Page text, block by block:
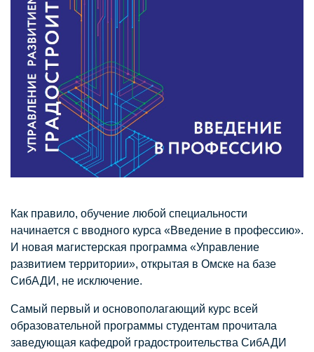
Как правило, обучение любой специальности
начинается с вводного курса «Введение в профессию».
И новая магистерская программа «Управление
развитием территории», открытая в Омске на базе
СибАДИ, не исключение.
Самый первый и основополагающий курс всей
образовательной программы студентам прочитала
заведующая кафедрой градостроительства СибАДИ